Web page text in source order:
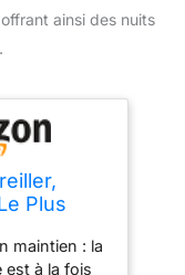
ainsi des nuits
Plus
maintien : la
est à la fois